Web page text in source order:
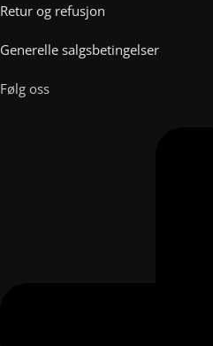
Retur og refusjon
Generelle salgsbetingelser
Følg oss